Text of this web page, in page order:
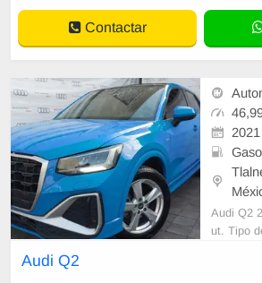
Contactar
2021
Audi Q2
ut. Tipo
Audi Q2